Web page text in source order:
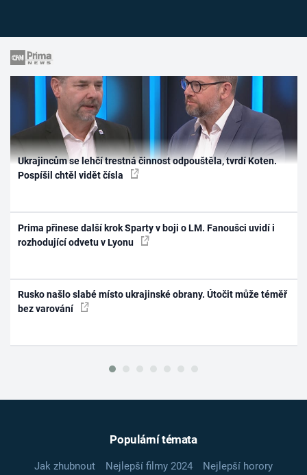
Ukrajincům se lehčí trestná činnost odpouštěla, tvrdí Koten.
Pospíšil chtěl vidět čísla
Prima přinese další krok Sparty v boji o LM. Fanoušci uvidí i
rozhodující odvetu v Lyonu
Rusko našlo slabé místo ukrajinské obrany. Útočit může téměř
bez varování
Populární témata
Jak zhubnout Nejlepší filmy 2024
Nejlepší horory